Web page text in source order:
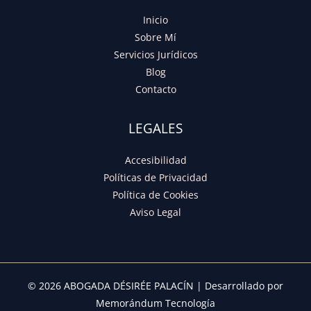
Inicio
Sobre Mí
Servicios Jurídicos
Blog
Contacto
LEGALES
Accesibilidad
Políticas de Privacidad
Política de Cookies
Aviso Legal
© 2026 ABOGADA DÉSIRÉE PALACÍN | Desarrollado por
Memorándum Tecnología